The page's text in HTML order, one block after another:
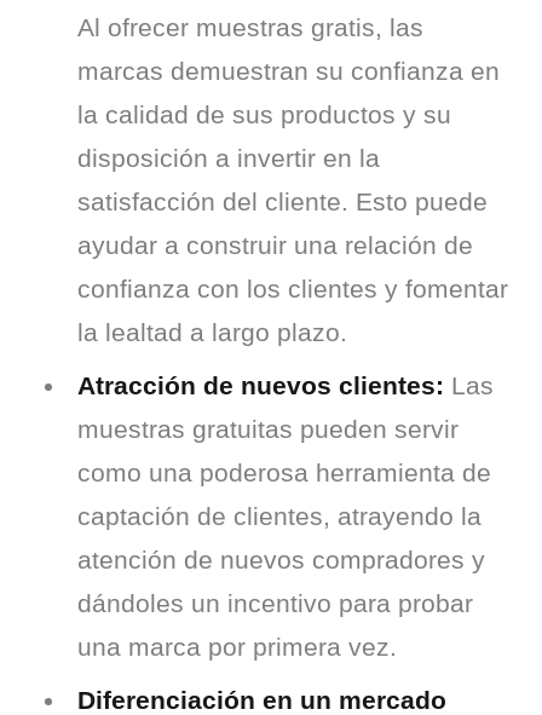
Al ofrecer muestras gratis, las
marcas demuestran su confianza en
la calidad de sus productos y su
disposición a invertir en la
satisfacción del cliente. Esto puede
ayudar a construir una relación de
confianza con los clientes y fomentar
la lealtad a largo plazo.
Atracción de nuevos clientes: Las
muestras gratuitas pueden servir
como una poderosa herramienta de
captación de clientes, atrayendo la
atención de nuevos compradores y
dándoles un incentivo para probar
una marca por primera vez.
Diferenciación en un mercado